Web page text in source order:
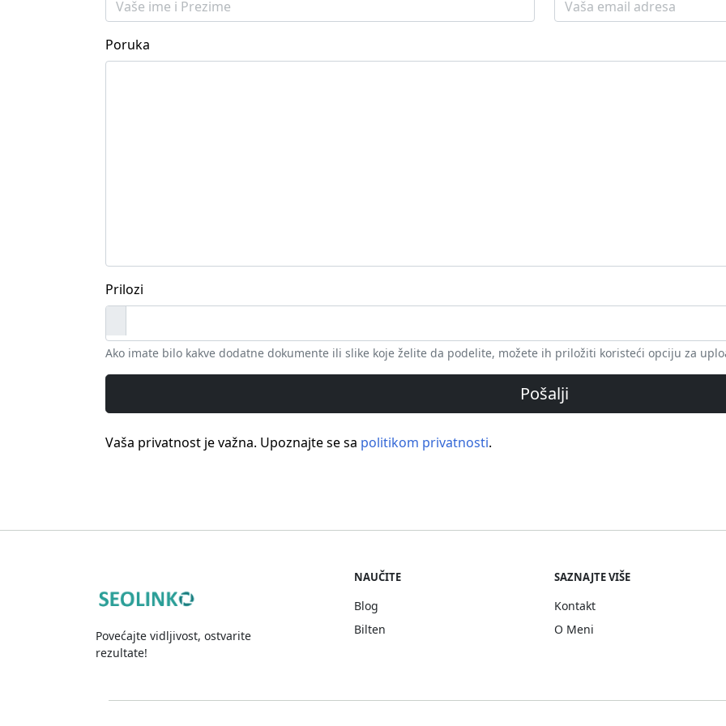
Poruka
Prilozi
Ako imate bilo kakve dodatne dokumente ili slike koje želite da podelite, možete ih priložiti koristeći opciju za
Pošalji
Vaša privatnost je važna. Upoznajte se sa politikom privatnosti.
Povećajte vidljivost, ostvarite
rezultate!
NAUČITE
Blog
Bilten
SAZNAJTE VIŠE
Kontakt
O Meni